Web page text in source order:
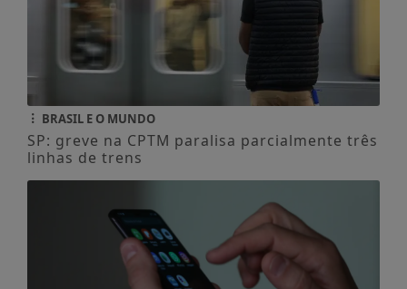
BRASIL E O MUNDO
SP: greve na CPTM paralisa parcialmente três
linhas de trens